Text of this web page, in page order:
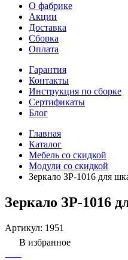
О фабрике
Акции
Доставка
Сборка
Оплата
Гарантия
Контакты
Инструкция по сборке
Сертификаты
Блог
Главная
Каталог
Мебель со скидкой
Модули со скидкой
Зеркало ЗР-1016 для
Зеркало ЗР-1016
Артикул: 1951
В избранное